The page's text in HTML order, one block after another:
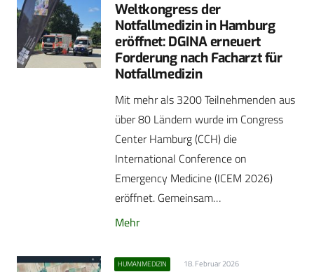
Weltkongress der
Notfallmedizin in Hamburg
eröffnet: DGINA erneuert
Forderung nach Facharzt für
Notfallmedizin
Mit mehr als 3200 Teilnehmenden aus
über 80 Ländern wurde im Congress
Center Hamburg (CCH) die
International Conference on
Emergency Medicine (ICEM 2026)
eröffnet. Gemeinsam…
Mehr
HUMANMEDIZIN 18. Februar 2026